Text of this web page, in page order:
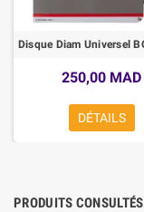
250,00 MAD
DÉTAILS
PRODUITS CONSULTÉS